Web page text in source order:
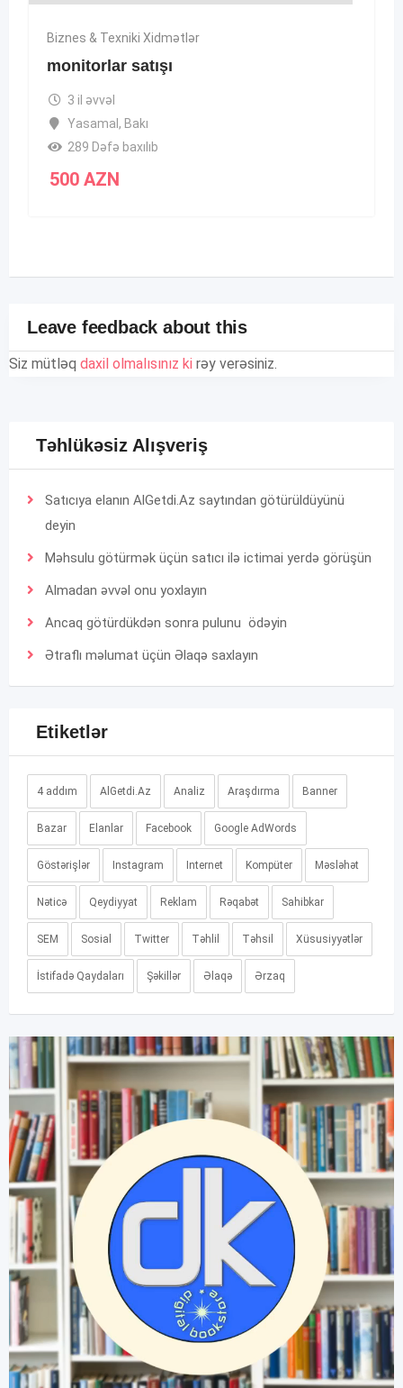
Biznes & Texniki Xidmətlər
monitorlar satışı
3 il əvvəl
Yasamal , Bakı
289 Dəfə baxılıb
500 AZN
Leave feedback about this
Siz mütləq daxil olmalısınız ki rəy verəsiniz.
Təhlükəsiz Alışveriş
Satıcıya elanın AlGetdi.Az saytından götürüldüyünü
deyin
Məhsulu götürmək üçün satıcı ilə ictimai yerdə görüşün
Almadan əvvəl onu yoxlayın
Ancaq götürdükdən sonra pulunu ödəyin
Ətraflı məlumat üçün Əlaqə saxlayın
Etiketlər
4 addım AlGetdi.Az Analiz Araşdırma Banner
Bazar Elanlar Facebook Google AdWords
Göstərişlər Instagram Internet Kompüter Məsləhət
Nəticə Qeydiyyat Reklam Rəqabət Sahibkar
SEM Sosial Twitter Təhlil Təhsil Xüsusiyyətlər
İstifadə Qaydaları Şəkillər Əlaqə Ərzaq